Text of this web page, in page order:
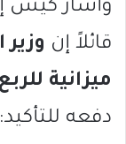
وأشار كيش
قائلاً إن
ميزانية
دفعه